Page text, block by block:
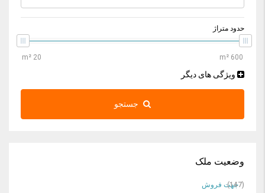
حدود متراژ
ویژگی های دیگر
جستجو
وضعیت ملک
جهت فروش (147)